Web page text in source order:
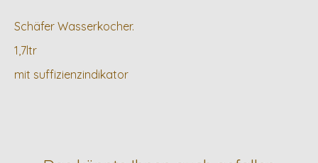
Schäfer Wasserkocher.
1,7ltr
mit suffizienzindikator